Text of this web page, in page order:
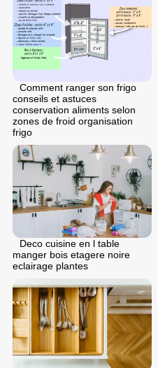
Comment ranger son frigo
conseils et astuces
conservation aliments selon
zones de froid organisation
frigo
Deco cuisine en l table
manger bois etagere noire
eclairage plantes